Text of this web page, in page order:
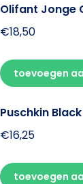
Olifant Jonge
€18,50
toevoegen
Puschkin
€16,25
toevoegen